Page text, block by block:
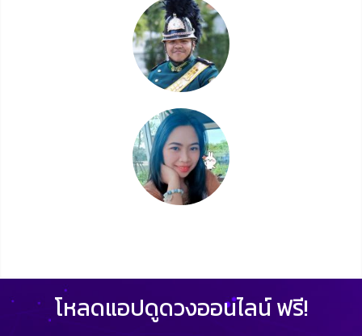
โหลดแอปดูดวงออนไลน์ ฟรี!